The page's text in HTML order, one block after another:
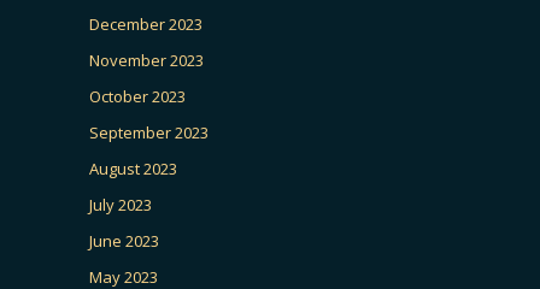
December 2023
November 2023
October 2023
September 2023
August 2023
July 2023
June 2023
May 2023